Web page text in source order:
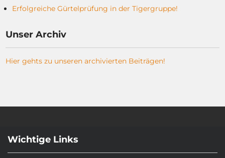
Erfolgreiche Gürtelprüfung in der Tigergruppe!
Unser Archiv
Hier gehts zu unseren archivierten Beiträgen!
Wichtige Links